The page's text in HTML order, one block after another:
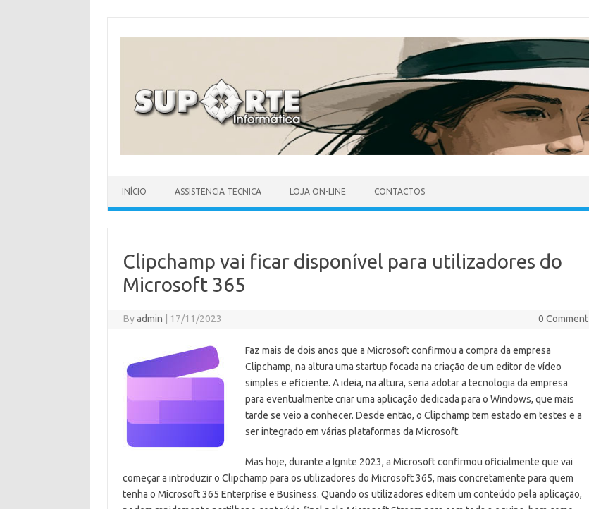
INÍCIO ASSISTENCIA TECNICA LOJA ON-LINE CONTACTOS
Clipchamp vai ficar disponível para utilizadores do
Microsoft 365
Byadmin 17/11/2023 0 Comment
Faz mais de dois anos que a Microsoft confirmou a compra da empresa
Clipchamp, na altura uma startup focada na criação de um editor de vídeo
simples e eficiente. A ideia, na altura, seria adotar a tecnologia da empresa
para eventualmente criar uma aplicação dedicada para o Windows, que mais
tarde se veio a conhecer. Desde então, o Clipchamp tem estado em testes e a
ser integrado em várias plataformas da Microsoft.
Mas hoje, durante a Ignite 2023, a Microsoft confirmou oficialmente que vai
começar a introduzir o Clipchamp para os utilizadores do Microsoft 365, mais concretamente para quem
tenha o Microsoft 365 Enterprise e Business. Quando os utilizadores editem um conteúdo pela aplicação,